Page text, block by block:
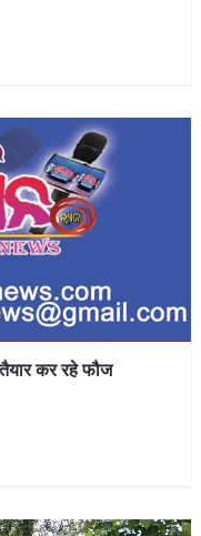
कर रहे फौज